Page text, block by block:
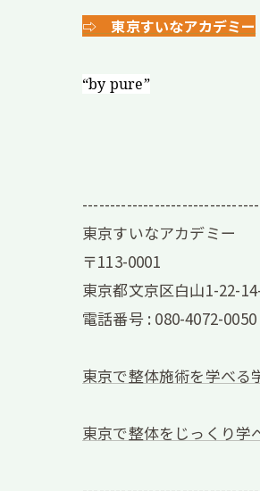
⇨ 東京すいなアカデミー
“by pure”
東京すいなアカデミー
〒113-0001
東京都文京区白山1-22-
電話番号 : 080-4072-0050
東京で整体施術を学べる
東京で整体をじっくり学